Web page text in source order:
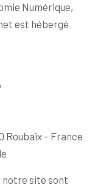
Numérique,
est hébergé
Roubaix – France
notre site sont